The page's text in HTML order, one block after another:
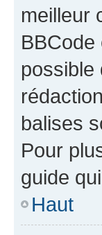
meilleur
BBCode
possible
balises
Pour
guide
Haut